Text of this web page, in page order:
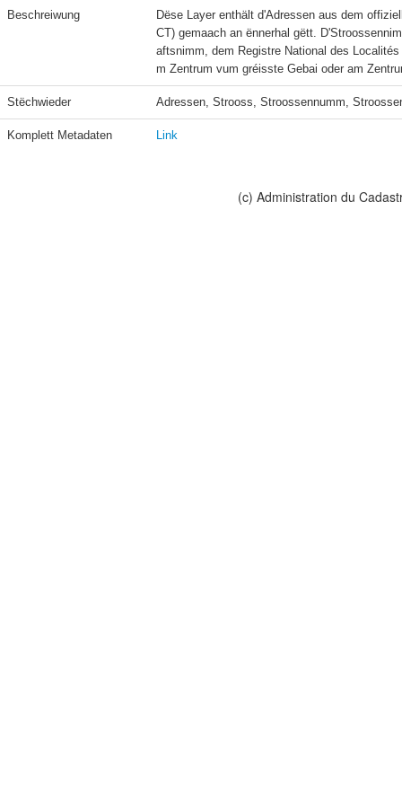
Beschreiwung
Dëse Layer enthält d'Adressen aus dem
CT) gemaach an ënnerhal gëtt.
aftsnimm, dem Registre National des
m Zentrum vum gréisste Gebai oder am
Stëchwieder Adressen, Strooss, Stroossennumm,
Komplett Metadaten Link
(c) Administration du